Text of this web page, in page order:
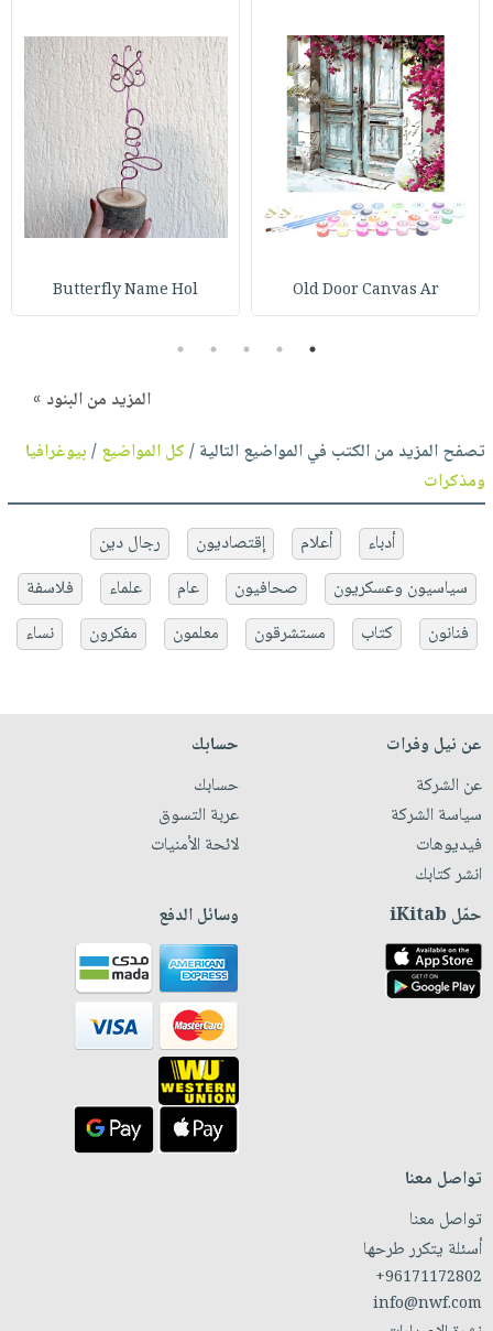
Old Door Canvas Ar
Butterfly Name Hol
1
2
3
4
5
المزيد من البنود »
تصفح المزيد من الكتب في المواضيع التالية /كل المواضيع/بيوغرافيا
ومذكرات
أدباء أعلام إقتصاديون
رجال دين
سياسيون وعسكريون
صحافيون عام علماء
فلاسفة
فنانون
كتاب مستشرقون معلمون مفكرون نساء
عن نيل وفرات
عن الشركة
سياسة الشركة
فيديوهات
انشر كتابك
حسابك
حسابك
عربة التسوق
لائحة الأمنيات
حمّل iKitab وسائل الدفع
تواصل معنا
تواصل معنا
أسئلة يتكرر طرحها
+96171172802
info@nwf.com